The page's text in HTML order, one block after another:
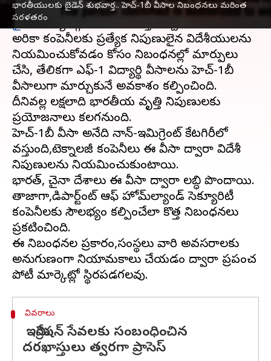
భారతీయులకు బైడెన్‌ శుభవార్త.. హెచ్‌-1బీ వీసాల నిబంధనలు మరింత
సరళతరం
అమెరికాలో ఉద్యోగాలు చేయాలనుకునే యువతకుజో
బైడెన్‌కార్యవర్గం ఒక శుభవార్త ఇచ్చింది.
అమెరికా కంపెనీలకు ప్రత్యేక నిపుణులైన విదేశీయులను
నియమించుకోవడం కోసం నిబంధనల్లో మార్పులు
చేసి, తేలికగా ఎఫ్-1 విద్యార్థి వీసాలను హెచ్-1బీ
వీసాలుగా మార్చుకునే అవకాశం కల్పించింది.
దీనివల్ల లక్షలాది భారతీయ వృత్తి నిపుణులకు
ప్రయోజనాలు కలగనుంది.
హెచ్-1బీ వీసా అనేది నాన్-ఇమిగ్రెంట్‌ కేటగిరీలో
వస్తుంది,టెక్నాలజీ కంపెనీలు ఈ వీసా ద్వారా విదేశీ
నిపుణులను నియమించుకుంటాయి.
భారత్‌, చైనా దేశాలు ఈ వీసా ద్వారా లబ్ధి పొందాయి.
తాజాగా,డిపార్ట్‌మెంట్‌ ఆఫ్‌ హోమ్‌ల్యాండ్‌ సెక్యూరిటీ
కంపెనీలకు సౌలభ్యం కల్పించేలా కొత్త నిబంధనలు
ప్రకటించింది.
ఈ నిబంధనల ప్రకారం,సంస్థలు వారి అవసరాలకు
అనుగుణంగా నియామకాలు చేయడం ద్వారా ప్రపంచ
వివరాలు
ఇమిగ్రేషన్‌ సేవలకు సంబంధించిన
దరఖాస్తులు త్వరగా ప్రాసెస్‌